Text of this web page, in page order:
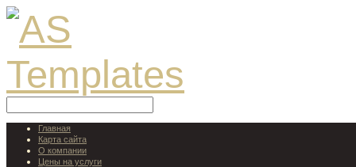
Главная
Карта сайта
О компании
Цены на услуги